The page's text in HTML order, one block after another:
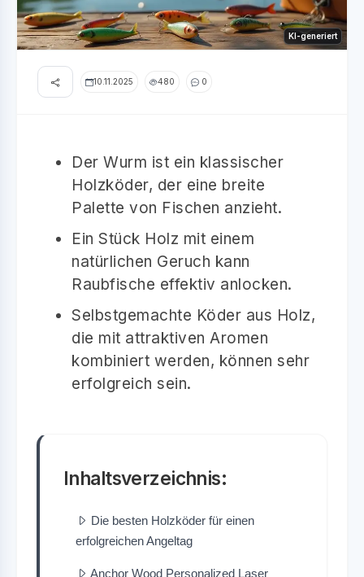
KI-generiert
10.11.2025 480 0
Der Wurm ist ein klassischer
Holzköder, der eine breite
Palette von Fischen anzieht.
Ein Stück Holz mit einem
natürlichen Geruch kann
Raubfische effektiv anlocken.
Selbstgemachte Köder aus Holz,
die mit attraktiven Aromen
kombiniert werden, können sehr
erfolgreich sein.
Inhaltsverzeichnis:
Die besten Holzköder für einen
erfolgreichen Angeltag
Anchor Wood Personalized Laser